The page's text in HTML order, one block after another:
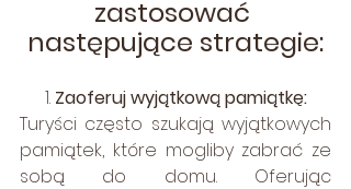
zastosować
następujące strategie:
1. Zaoferuj wyjątkową pamiątkę:
Turyści często szukają wyjątkowych
pamiątek, które mogliby zabrać ze